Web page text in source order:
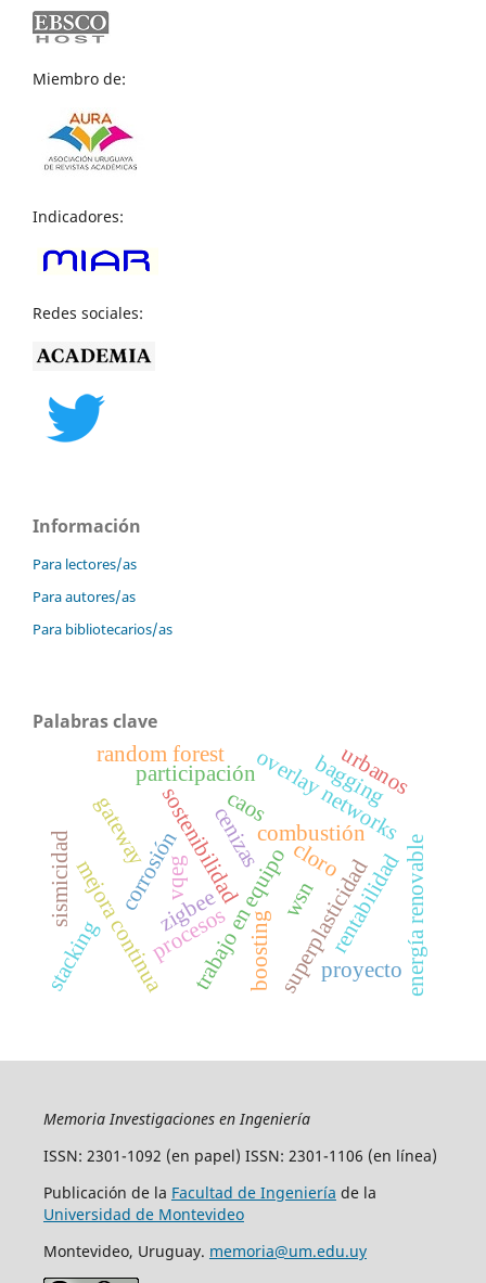
Miembro de:
Indicadores:
Redes sociales:
Información
Para lectores/as
Para autores/as
Para bibliotecarios/as
Palabras clave
sostenibilidad
trabajo en equipo
combustión
cenizas cloro
corrosión wsn
gateway overlay networks
zigbee superplasticidad
mejora continuaprocesos
participación
boosting
bagging
random forest
stacking
vqeg
sismicidad energía renovable
caos
proyecto
rentabilidad
urbanos
Memoria Investigaciones en Ingeniería
ISSN: 2301-1092 (en papel) ISSN: 2301-1106 (en línea)
Publicación de la Facultad de Ingeniería de la
Universidad de Montevideo
Montevideo, Uruguay. memoria@um.edu.uy